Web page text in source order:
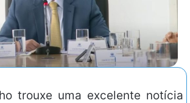
trouxe uma excelente notícia